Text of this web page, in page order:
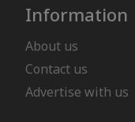
Information
About us
Contact us
Advertise with us